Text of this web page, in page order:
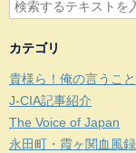
カテゴリ
貴様ら！俺の言うこ
J-CIA記事紹介
The Voice of Japan
永田町・霞ヶ関血風録